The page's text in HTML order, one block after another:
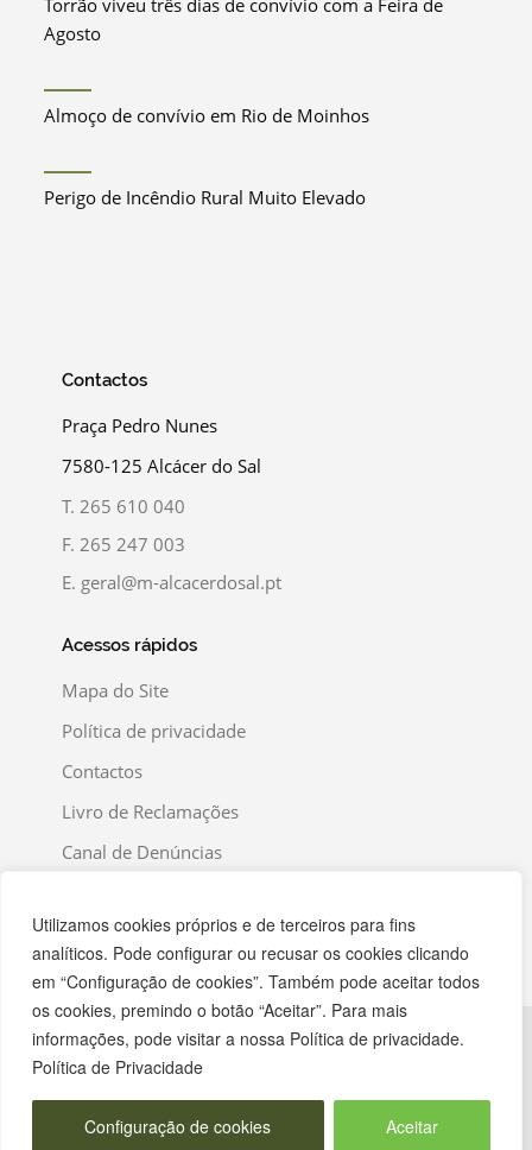
Utilizamos cookies próprios e de terceiros para fins
analíticos. Pode configurar ou recusar os cookies clicando
em “Configuração de cookies”. Também pode aceitar todos
os cookies, premindo o botão “Aceitar”. Para mais
informações, pode visitar a nossa Política de privacidade.
Política de Privacidade
Configuração de cookies Aceitar
Agosto
Almoço de convívio em Rio de Moinhos
Perigo de Incêndio Rural Muito Elevado
Contactos
Praça Pedro Nunes
7580-125 Alcácer do Sal
T. 265 610 040
F. 265 247 003
E. geral@m-alcacerdosal.pt
Acessos rápidos
Mapa do Site
Política de privacidade
Contactos
Livro de Reclamações
Canal de Denúncias